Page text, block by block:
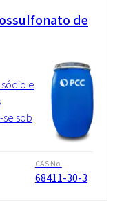
de
e
sob
CAS No.
68411-30-3